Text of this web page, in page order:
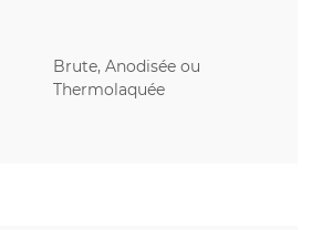
Brute, Anodisée ou
Thermolaquée